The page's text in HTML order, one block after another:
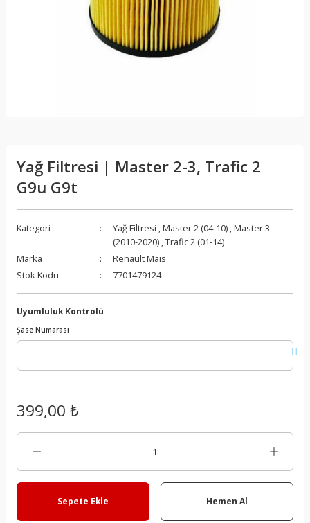
Yağ Filtresi | Master 2-3, Trafic 2
G9u G9t
Kategori Yağ Filtresi ,Master 2 (04-10) ,Master 3
(2010-2020) ,Trafic 2 (01-14)
Marka
Renault Mais
Stok Kodu
7701479124
Uyumluluk Kontrolü
Şase Numarası
399,00 ₺
Sepete Ekle Hemen Al